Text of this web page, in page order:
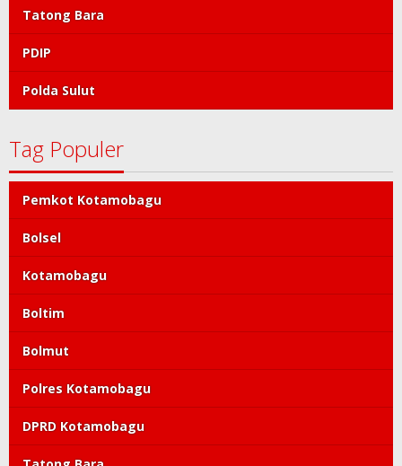
Tatong Bara
PDIP
Polda Sulut
Tag Populer
Pemkot Kotamobagu
Bolsel
Kotamobagu
Boltim
Bolmut
Polres Kotamobagu
DPRD Kotamobagu